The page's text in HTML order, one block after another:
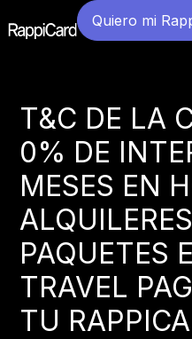
Quiero mi
T&C DE LA
0% DE
MESES EN
PAQUETES
TRAVEL
TU